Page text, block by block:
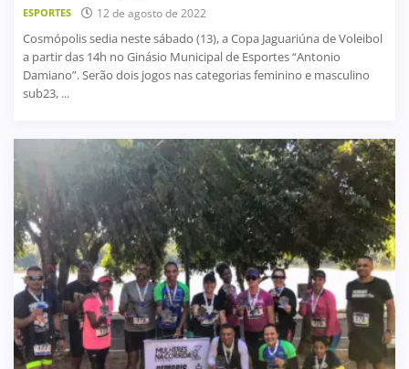
ESPORTES 12 de agosto de 2022
Cosmópolis sedia neste sábado (13), a Copa Jaguariúna de Voleibol
a partir das 14h no Ginásio Municipal de Esportes “Antonio
Damiano”. Serão dois jogos nas categorias feminino e masculino
sub23, ...